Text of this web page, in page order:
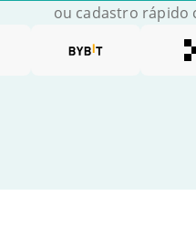
ou cadastro rápido